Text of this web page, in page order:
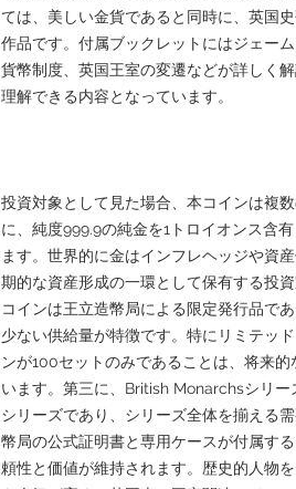
ては、美しい金貨であると同時に、英国
作品です。付属ブックレットにはジェー
貨幣制度、英国王室の変遷などが詳しく
理解できる内容となっています。
投資対象として見た場合、本コインは複
に、純度999.9の純金を1トロイオンス含
ます。世界的に金はインフレヘッジや資
期的な資産形成の一環として保有する投
コインは王立造幣局による限定発行品で
少ない供給量が特徴です。特にリミテッ
ンが100セットのみであることは、将来
います。第三に、British Monarchsシリ
シリーズであり、シリーズ全体を揃える
幣局の公式証明書と専用ケースが付属す
頼性と価値が維持されます。歴史的人物